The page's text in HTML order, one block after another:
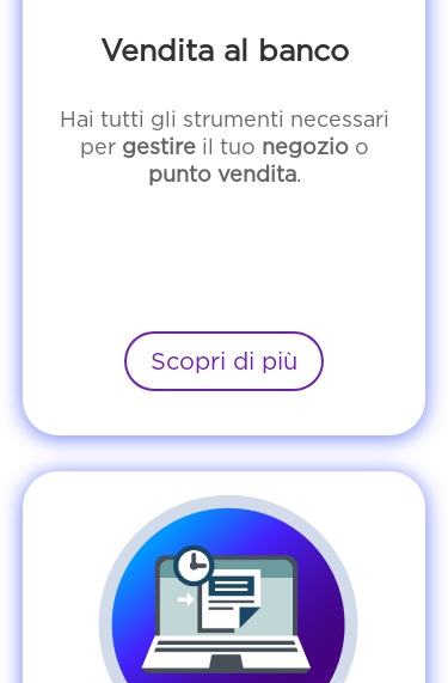
Vendita al banco
Hai tutti gli strumenti necessari
per gestireil tuo negozioo
punto vendita.
Scopri di più